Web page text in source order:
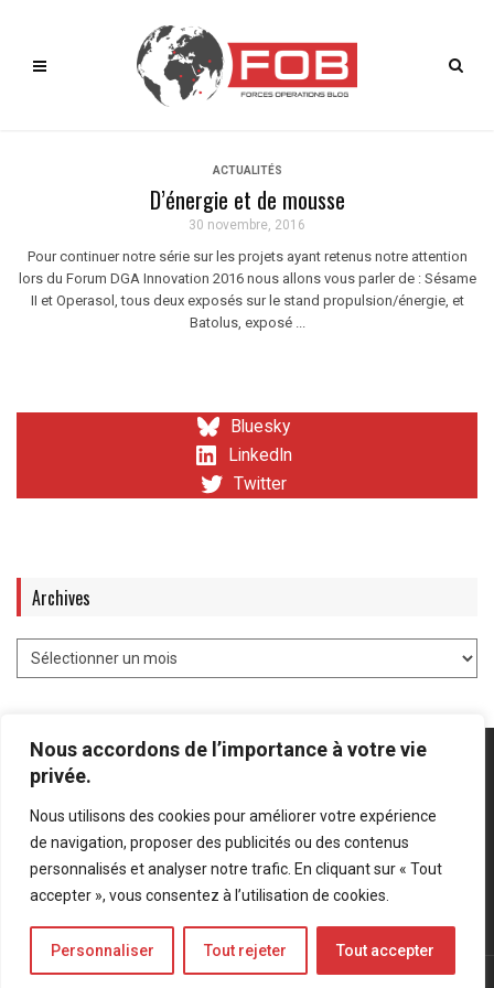
Nous accordons de l’importance à votre vie
privée.
Nous utilisons des cookies pour améliorer votre expérience
de navigation, proposer des publicités ou des contenus
personnalisés et analyser notre trafic. En cliquant sur « Tout
accepter », vous consentez à l’utilisation de cookies.
Personnaliser Tout rejeter Tout accepter
ACTUALITÉS
D’énergie et de mousse
30 novembre, 2016
Pour continuer notre série sur les projets ayant retenus notre attention
lors du Forum DGA Innovation 2016 nous allons vous parler de : Sésame
II et Operasol, tous deux exposés sur le stand propulsion/énergie, et
Batolus, exposé ...
Bluesky
LinkedIn
Twitter
Archives
Mentions légales Politique de confidentialité
Bluesky
LinkedIn
Twitter
© Forces Operations Blog - 2022